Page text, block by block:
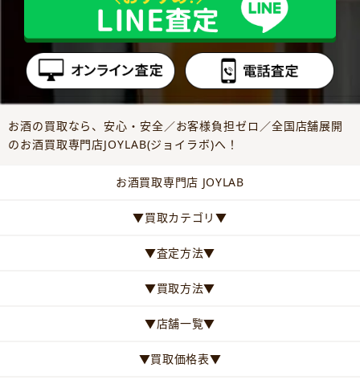
お酒の買取なら、安心・安全／お客様負担ゼロ／全国店舗展開
のお酒買取専門店JOYLAB(ジョイラボ)へ！
お酒買取専門店 JOYLAB
▼買取カテゴリ▼
▼査定方法▼
▼買取方法▼
▼店舗一覧▼
▼買取価格表▼